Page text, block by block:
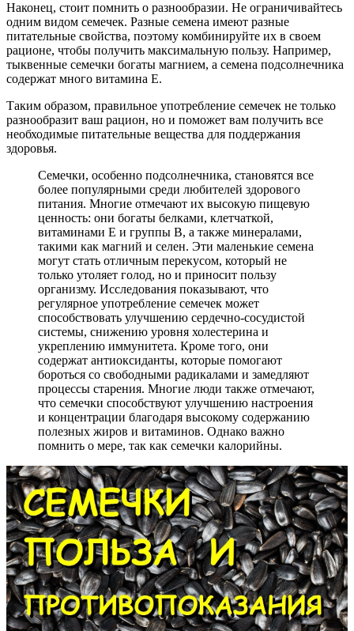
Наконец, стоит помнить о разнообразии. Не ограничивайтесь
одним видом семечек. Разные семена имеют разные
питательные свойства, поэтому комбинируйте их в своем
рационе, чтобы получить максимальную пользу. Например,
тыквенные семечки богаты магнием, а семена подсолнечника
содержат много витамина Е.
Таким образом, правильное употребление семечек не только
разнообразит ваш рацион, но и поможет вам получить все
необходимые питательные вещества для поддержания
здоровья.
Семечки, особенно подсолнечника, становятся все
более популярными среди любителей здорового
питания. Многие отмечают их высокую пищевую
ценность: они богаты белками, клетчаткой,
витаминами E и группы B, а также минералами,
такими как магний и селен. Эти маленькие семена
могут стать отличным перекусом, который не
только утоляет голод, но и приносит пользу
организму. Исследования показывают, что
регулярное употребление семечек может
способствовать улучшению сердечно-сосудистой
системы, снижению уровня холестерина и
укреплению иммунитета. Кроме того, они
содержат антиоксиданты, которые помогают
бороться со свободными радикалами и замедляют
процессы старения. Многие люди также отмечают,
что семечки способствуют улучшению настроения
и концентрации благодаря высокому содержанию
полезных жиров и витаминов. Однако важно
помнить о мере, так как семечки калорийны.